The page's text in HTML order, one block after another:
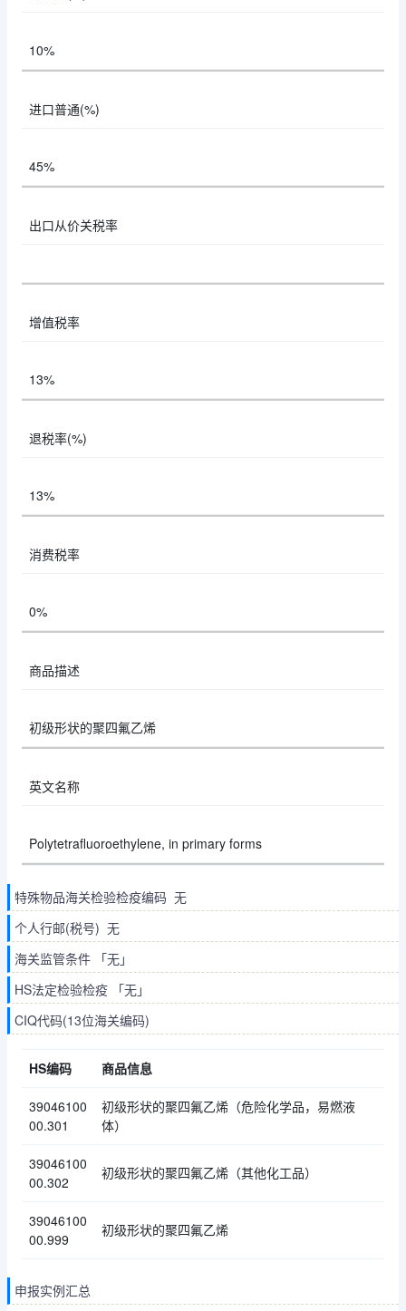
10%
进口普通(%)
45%
出口从价关税率
增值税率
13%
退税率(%)
13%
消费税率
0%
商品描述
初级形状的聚四氟乙烯
英文名称
Polytetrafluoroethylene, in primary forms
特殊物品海关检验检疫编码 无
个人行邮(税号) 无
海关监管条件 「无」
HS法定检验检疫 「无」
CIQ代码(13位海关编码)
HS编码 商品信息
39046100
00.301
初级形状的聚四氟乙烯（危险化学品，易燃液
体）
39046100
00.302
初级形状的聚四氟乙烯（其他化工品）
39046100
00.999
初级形状的聚四氟乙烯
申报实例汇总